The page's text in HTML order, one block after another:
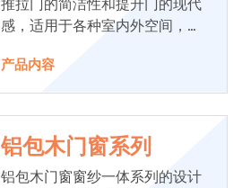
推拉门的简洁性和提升门的现代
感，适用于各种室内外空间，如
产品内容
铝包木门窗系列
铝包木门窗窗纱一体系列的设计